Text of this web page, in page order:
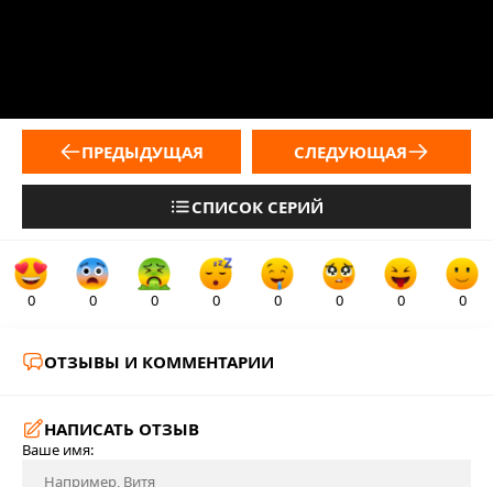
ПРЕДЫДУЩАЯ
СПИСОК СЕРИЙ
СЛЕДУЮЩАЯ
0 0 0 0 0 0 0 0
ОТЗЫВЫ И КОММЕНТАРИИ
НАПИСАТЬ ОТЗЫВ
Ваше имя: